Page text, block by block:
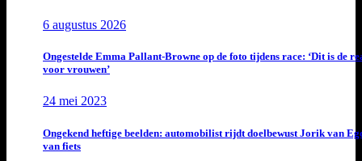
6 augustus 2026
Ongestelde Emma Pallant-Browne op de foto tijdens race: ‘Dit is de
voor vrouwen’
24 mei 2023
Ongekend heftige beelden: automobilist rijdt doelbewust Jorik van
van fiets